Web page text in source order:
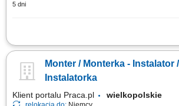
5 dni
Otrzymasz całkowitą stawkę brutto w wysokości
obejmuje wynagrodzenie podstawowe w wysokości
powiększone o dodatek ADV, dodatek urlopowy oraz
Monter / Monterka - Instalator /
Instalatorka
Klient portalu Praca.pl wielkopolskie